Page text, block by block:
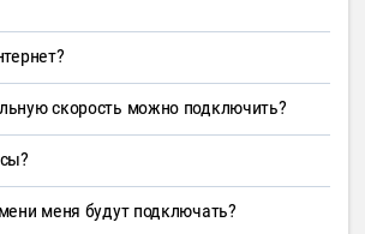
скорость можно подключить?
меня будут подключать?